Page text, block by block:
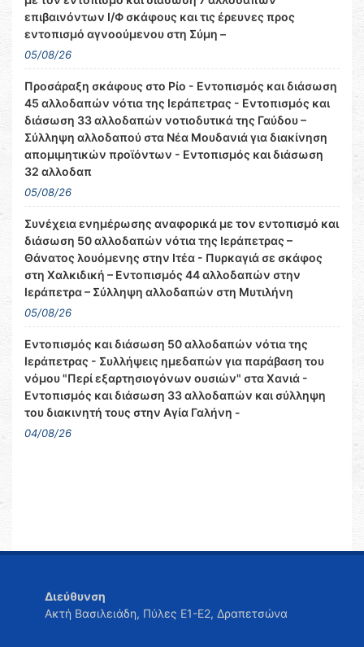
επιβαινόντων Ι/Φ σκάφους και τις έρευνες προς
εντοπισμό αγνοούμενου στη Σύμη –
05/08/26
Προσάραξη σκάφους στο Ρίο - Εντοπισμός και διάσωση
45 αλλοδαπών νότια της Ιεράπετρας - Εντοπισμός και
διάσωση 33 αλλοδαπών νοτιοδυτικά της Γαύδου –
Σύλληψη αλλοδαπού στα Νέα Μουδανιά για διακίνηση
απομιμητικών προϊόντων - Εντοπισμός και διάσωση
32 αλλοδαπ
05/08/26
Συνέχεια ενημέρωσης αναφορικά με τον εντοπισμό και
διάσωση 50 αλλοδαπών νότια της Ιεράπετρας –
Θάνατος λουόμενης στην Ιτέα - Πυρκαγιά σε σκάφος
στη Χαλκιδική – Εντοπισμός 44 αλλοδαπών στην
Ιεράπετρα – Σύλληψη αλλοδαπών στη Μυτιλήνη
05/08/26
Εντοπισμός και διάσωση 50 αλλοδαπών νότια της
Ιεράπετρας - Συλλήψεις ημεδαπών για παράβαση του
νόμου "Περί εξαρτησιογόνων ουσιών" στα Χανιά -
Εντοπισμός και διάσωση 33 αλλοδαπών και σύλληψη
του διακινητή τους στην Αγία Γαλήνη -
04/08/26
Διεύθυνση
Ακτή Βασιλειάδη, Πύλες Ε1-Ε2, Δραπετσώνα